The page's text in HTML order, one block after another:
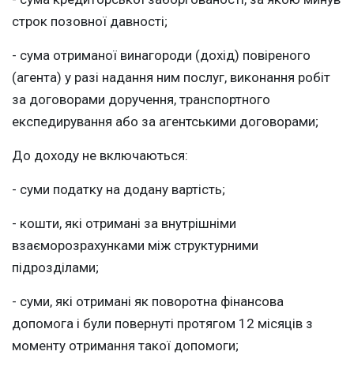
строк позовної давності;
- сума отриманої винагороди (дохід) повіреного
(агента) у разі надання ним послуг, виконання робіт
за договорами доручення, транспортного
експедирування або за агентськими договорами;
До доходу не включаються:
- суми податку на додану вартість;
- кошти, які отримані за внутрішніми
взаєморозрахунками між структурними
підрозділами;
- суми, які отримані як поворотна фінансова
допомога і були повернуті протягом 12 місяців з
моменту отримання такої допомоги;